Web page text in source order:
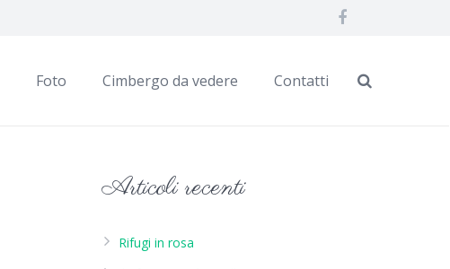
Foto Cimbergo da vedere Contatti
Articoli recenti
Rifugi in rosa